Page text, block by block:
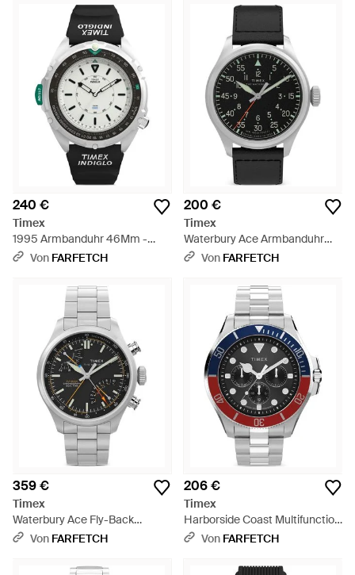
240 €
Timex
1995 Armbanduhr 46Mm -
Schwarz
Von FARFETCH
200 €
Timex
Waterbury Ace Armbanduhr
41Mm - Schwarz
Von FARFETCH
359 €
Timex
Waterbury Ace Fly-Back
Armbanduhr 43Mm - Grau
Von FARFETCH
206 €
Timex
Harborside Coast Multifunction
Armbanduhr 43Mm - Grau
Von FARFETCH